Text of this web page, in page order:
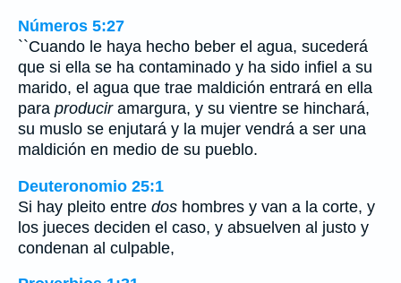
Números 5:27
``Cuando le haya hecho beber el agua, sucederá
que si ella se ha contaminado y ha sido infiel a su
marido, el agua que trae maldición entrará en ella
para produciramargura, y su vientre se hinchará,
su muslo se enjutará y la mujer vendrá a ser una
maldición en medio de su pueblo.
Deuteronomio 25:1
Si hay pleito entre dos hombres y van a la corte, y
los jueces deciden el caso, y absuelven al justo y
condenan al culpable,